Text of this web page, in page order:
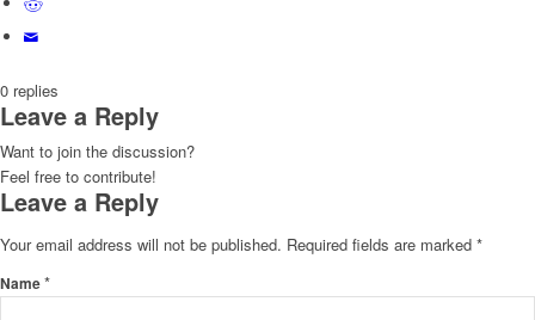
0 replies
Leave a Reply
Want to join the discussion?
Feel free to contribute!
Leave a Reply
Your email address will not be published. Required fields are marked *
Name*